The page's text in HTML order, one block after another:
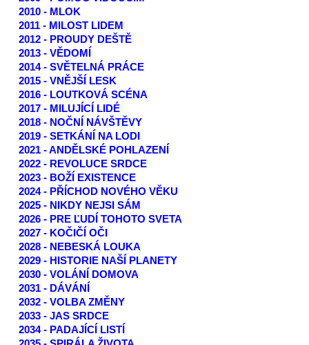
2010 - MLOK
2011 - MILOST LIDEM
2012 - PROUDY DEŠTĚ
2013 - VĚDOMÍ
2014 - SVĚTELNÁ PRÁCE
2015 - VNĚJŠÍ LESK
2016 - LOUTKOVÁ SCÉNA
2017 - MILUJÍCÍ LIDÉ
2018 - NOČNÍ NÁVŠTĚVY
2019 - SETKÁNÍ NA LODI
2021 - ANDĚLSKÉ POHLAZENÍ
2022 - REVOLUCE SRDCE
2023 - BOŽÍ EXISTENCE
2024 - PŘÍCHOD NOVÉHO VĚKU
2025 - NIKDY NEJSI SÁM
2026 - PRE ĽUDÍ TOHOTO SVETA
2027 - KOČIČÍ OČI
2028 - NEBESKÁ LOUKA
2029 - HISTORIE NAŠÍ PLANETY
2030 - VOLÁNÍ DOMOVA
2031 - DÁVÁNÍ
2032 - VOLBA ZMĚNY
2033 - JAS SRDCE
2034 - PADAJÍCÍ LISTÍ